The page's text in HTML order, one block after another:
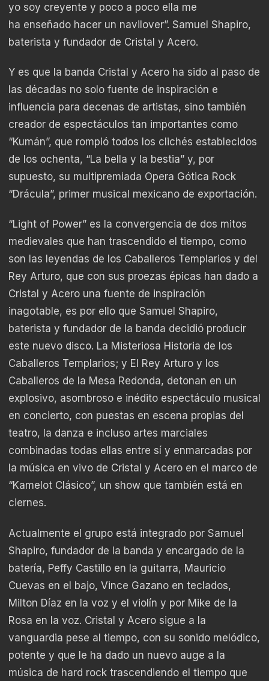
yo soy creyente y poco a poco ella me
ha enseñado hacer un navilover”. Samuel Shapiro,
baterista y fundador de Cristal y Acero.
Y es que la banda Cristal y Acero ha sido al paso de
las décadas no solo fuente de inspiración e
influencia para decenas de artistas, sino también
creador de espectáculos tan importantes como
“Kumán”, que rompió todos los clichés establecidos
de los ochenta, “La bella y la bestia” y, por
supuesto, su multipremiada Opera Gótica Rock
“Drácula”, primer musical mexicano de exportación.
“Light of Power” es la convergencia de dos mitos
medievales que han trascendido el tiempo, como
son las leyendas de los Caballeros Templarios y del
Rey Arturo, que con sus proezas épicas han dado a
Cristal y Acero una fuente de inspiración
inagotable, es por ello que Samuel Shapiro,
baterista y fundador de la banda decidió producir
este nuevo disco. La Misteriosa Historia de los
Caballeros Templarios; y El Rey Arturo y los
Caballeros de la Mesa Redonda, detonan en un
explosivo, asombroso e inédito espectáculo musical
en concierto, con puestas en escena propias del
teatro, la danza e incluso artes marciales
combinadas todas ellas entre sí y enmarcadas por
la música en vivo de Cristal y Acero en el marco de
“Kamelot Clásico”, un show que también está en
ciernes.
Actualmente el grupo está integrado por Samuel
Shapiro, fundador de la banda y encargado de la
batería, Peffy Castillo en la guitarra, Mauricio
Cuevas en el bajo, Vince Gazano en teclados,
Milton Díaz en la voz y el violín y por Mike de la
Rosa en la voz. Cristal y Acero sigue a la
vanguardia pese al tiempo, con su sonido melódico,
potente y que le ha dado un nuevo auge a la
música de hard rock trascendiendo el tiempo que